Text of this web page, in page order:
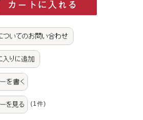
(1件)